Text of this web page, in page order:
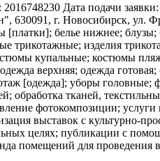
2016748230 Дата подачи заявки:
630091, г. Новосибирск, ул.
[платки]; белье нижнее;
трикотажные; изделия
купальные; костюмы
верхняя; одежда
[одежда]; уборы
тканей,
фотокомпозиции;
выставок с культурно-
целях; публикации с
помещений для проведения